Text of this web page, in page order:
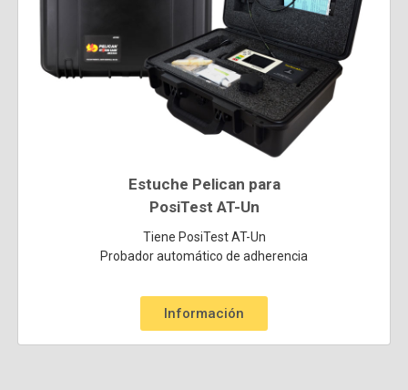
Estuche Pelican para
PosiTest AT-Un
Tiene PosiTest AT-Un
Probador automático de adherencia
Información